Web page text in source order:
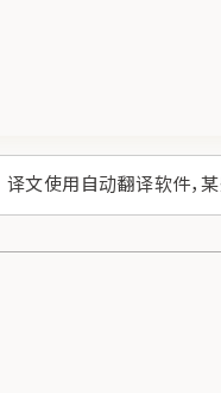
译文使用自动翻译软件，